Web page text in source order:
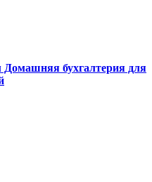
Домашняя бухгалтерия для